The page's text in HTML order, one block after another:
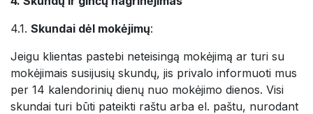
4.1. Skundai dėl mokėjimų:
Jeigu klientas pastebi neteisingą mokėjimą ar turi su
mokėjimais susijusių skundų, jis privalo informuoti mus
per 14 kalendorinių dienų nuo mokėjimo dienos. Visi
skundai turi būti pateikti raštu arba el. paštu, nurodant